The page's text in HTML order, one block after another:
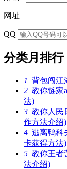
网址
QQ
分类月排行
1 背包闯江
2 教你链家
法)
3 教你人民
作方法介绍)
4 逃离鸭科
卡获得方法)
5 教你王者
法介绍)